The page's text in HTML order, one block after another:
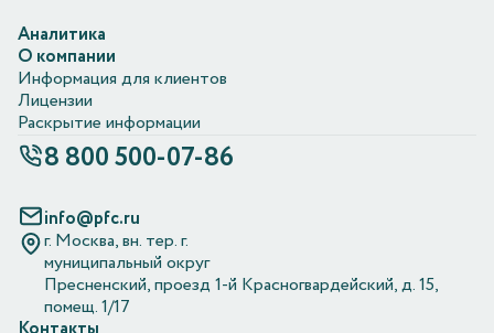
Аналитика
О компании
Информация для клиентов
Лицензии
Раскрытие информации
8 800 500-07-86
info@pfc.ru
г. Москва, вн. тер. г.
муниципальный округ
Пресненский, проезд 1-й Красногвардейский, д. 15,
помещ. 1/17